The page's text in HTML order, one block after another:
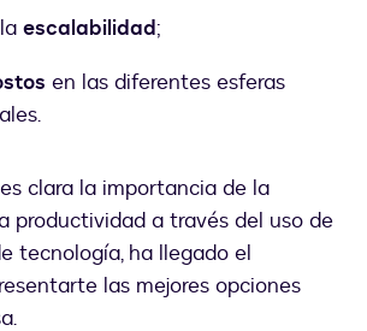
escalabilidad;
en las diferentes esferas
clara la importancia de la
productividad a través del uso de
tecnología, ha llegado el
las mejores opciones